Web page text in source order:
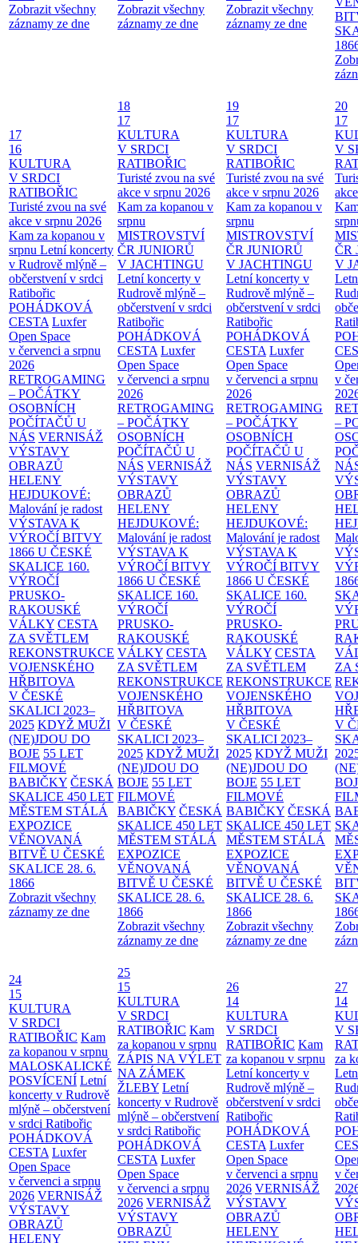
Zobrazit všechny
záznamy ze dne
Zobrazit všechny
záznamy ze dne
Zobrazit všechny
záznamy ze dne
17
16
KULTURA
V SRDCI
RATIBOŘIC
Turisté zvou na své
akce v srpnu 2026
Kam za kopanou v
srpnu Letní koncerty
v Rudrově mlýně –
občerstvení v srdci
Ratibořic
POHÁDKOVÁ
CESTA Luxfer
Open Space
v červenci a srpnu
2026
RETROGAMING
– POČÁTKY
OSOBNÍCH
POČÍTAČŮ U
NÁS VERNISÁŽ
VÝSTAVY
OBRAZŮ
HELENY
HEJDUKOVÉ:
Malování je radost
VÝSTAVA K
VÝROČÍ BITVY
1866 U ČESKÉ
SKALICE 160.
VÝROČÍ
PRUSKO-
RAKOUSKÉ
VÁLKY CESTA
ZA SVĚTLEM
REKONSTRUKCE
VOJENSKÉHO
HŘBITOVA
V ČESKÉ
SKALICI 2023–
2025 KDYŽ MUŽI
(NE)JDOU DO
BOJE 55 LET
FILMOVÉ
BABIČKY ČESKÁ
SKALICE 450 LET
MĚSTEM STÁLÁ
EXPOZICE
VĚNOVANÁ
BITVĚ U ČESKÉ
SKALICE 28. 6.
1866
Zobrazit všechny
záznamy ze dne
18
17
KULTURA
V SRDCI
RATIBOŘIC
Turisté zvou na své
akce v srpnu 2026
Kam za kopanou v
srpnu
MISTROVSTVÍ
ČR JUNIORŮ
V JACHTINGU
Letní koncerty v
Rudrově mlýně –
občerstvení v srdci
Ratibořic
POHÁDKOVÁ
CESTA Luxfer
Open Space
v červenci a srpnu
2026
RETROGAMING
– POČÁTKY
OSOBNÍCH
POČÍTAČŮ U
NÁS VERNISÁŽ
VÝSTAVY
OBRAZŮ
HELENY
HEJDUKOVÉ:
Malování je radost
VÝSTAVA K
VÝROČÍ BITVY
1866 U ČESKÉ
SKALICE 160.
VÝROČÍ
PRUSKO-
RAKOUSKÉ
VÁLKY CESTA
ZA SVĚTLEM
REKONSTRUKCE
VOJENSKÉHO
HŘBITOVA
V ČESKÉ
SKALICI 2023–
2025 KDYŽ MUŽI
(NE)JDOU DO
BOJE 55 LET
FILMOVÉ
BABIČKY ČESKÁ
SKALICE 450 LET
MĚSTEM STÁLÁ
EXPOZICE
VĚNOVANÁ
BITVĚ U ČESKÉ
SKALICE 28. 6.
1866
Zobrazit všechny
záznamy ze dne
19
17
KULTURA
V SRDCI
RATIBOŘIC
Turisté zvou na své
akce v srpnu 2026
Kam za kopanou v
srpnu
MISTROVSTVÍ
ČR JUNIORŮ
V JACHTINGU
Letní koncerty v
Rudrově mlýně –
občerstvení v srdci
Ratibořic
POHÁDKOVÁ
CESTA Luxfer
Open Space
v červenci a srpnu
2026
RETROGAMING
– POČÁTKY
OSOBNÍCH
POČÍTAČŮ U
NÁS VERNISÁŽ
VÝSTAVY
OBRAZŮ
HELENY
HEJDUKOVÉ:
Malování je radost
VÝSTAVA K
VÝROČÍ BITVY
1866 U ČESKÉ
SKALICE 160.
VÝROČÍ
PRUSKO-
RAKOUSKÉ
VÁLKY CESTA
ZA SVĚTLEM
REKONSTRUKCE
VOJENSKÉHO
HŘBITOVA
V ČESKÉ
SKALICI 2023–
2025 KDYŽ MUŽI
(NE)JDOU DO
BOJE 55 LET
FILMOVÉ
BABIČKY ČESKÁ
SKALICE 450 LET
MĚSTEM STÁLÁ
EXPOZICE
VĚNOVANÁ
BITVĚ U ČESKÉ
SKALICE 28. 6.
1866
Zobrazit všechny
záznamy ze dne
20
17
V
ČR
V
v
–
ZA
V
24
15
KULTURA
V SRDCI
RATIBOŘIC Kam
za kopanou v srpnu
MALOSKALICKÉ
POSVÍCENÍ Letní
koncerty v Rudrově
mlýně – občerstvení
v srdci Ratibořic
POHÁDKOVÁ
CESTA Luxfer
Open Space
v červenci a srpnu
2026 VERNISÁŽ
VÝSTAVY
OBRAZŮ
HELENY
25
15
KULTURA
V SRDCI
RATIBOŘIC Kam
za kopanou v srpnu
ZÁPIS NA VÝLET
NA ZÁMEK
ŽLEBY Letní
koncerty v Rudrově
mlýně – občerstvení
v srdci Ratibořic
POHÁDKOVÁ
CESTA Luxfer
Open Space
v červenci a srpnu
2026 VERNISÁŽ
VÝSTAVY
OBRAZŮ
26
14
KULTURA
V SRDCI
RATIBOŘIC Kam
za kopanou v srpnu
Letní koncerty v
Rudrově mlýně –
občerstvení v srdci
Ratibořic
POHÁDKOVÁ
CESTA Luxfer
Open Space
v červenci a srpnu
2026 VERNISÁŽ
VÝSTAVY
OBRAZŮ
HELENY
27
14
V
za
v